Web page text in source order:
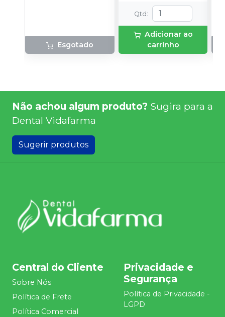
Amarelas
Esgotado
Qtd :
Adicionar ao
carrinho
Não achou algum produto? Sugira para a
Dental Vidafarma
Sugerir produtos
Central do Cliente
Sobre Nós
Política de Frete
Política Comercial
Privacidade e
Segurança
Política de Privacidade -
LGPD